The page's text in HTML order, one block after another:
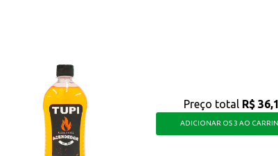
Preço total R$
ADICIONAR OS 3 AO